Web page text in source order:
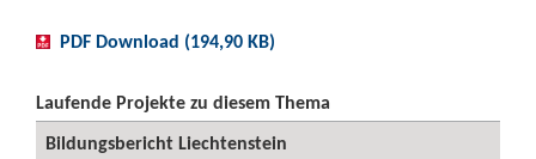
PDF Download (194,90 KB)
Laufende Projekte zu diesem Thema
Bildungsbericht Liechtenstein